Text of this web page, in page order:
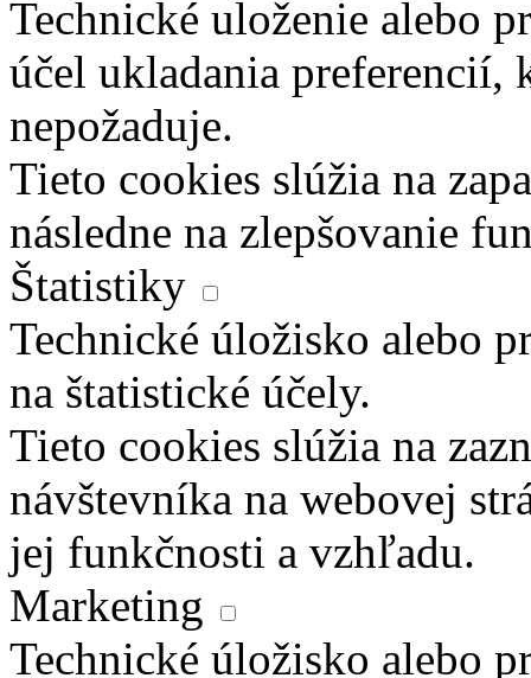
Technické uloženie alebo
účel ukladania preferencií,
nepožaduje.
Tieto cookies slúžia na
následne na zlepšovanie
Štatistiky
Technické úložisko alebo
na štatistické účely.
Tieto cookies slúžia na
návštevníka na webovej
jej funkčnosti a vzhľadu.
Marketing
Technické úložisko alebo